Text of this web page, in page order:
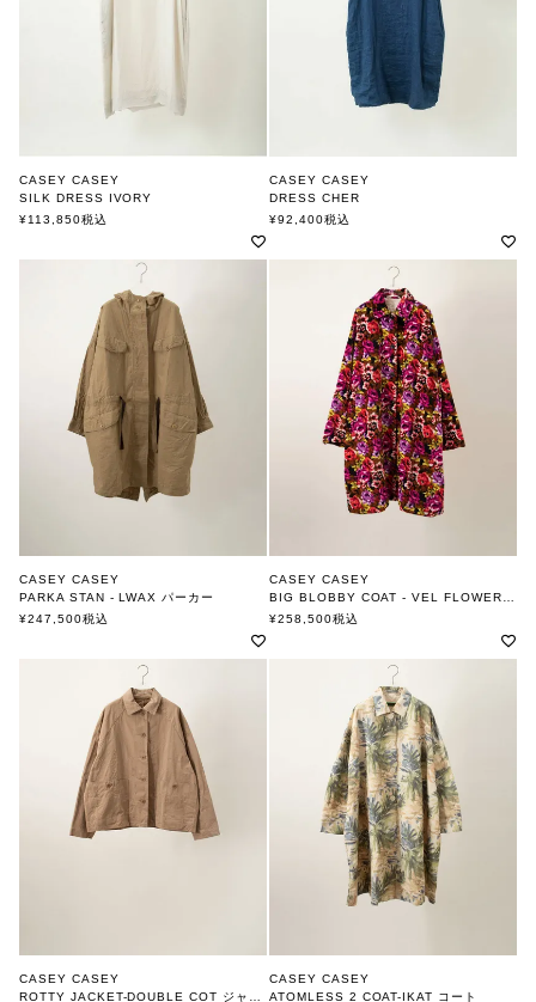
CASEY CASEY
SILK DRESS IVORY
ケーシーケーシー
¥113,850税込
CASEY CASEY
DRESS CHER
ケーシーケーシー
¥92,400税込
CASEY CASEY
PARKA STAN - LWAX パーカー
ケーシーケーシー
¥247,500税込
CASEY CASEY
BIG BLOBBY COAT - VEL FLOWER コート
ケーシーケーシー
¥258,500税込
CASEY CASEY
ROTTY JACKET-DOUBLE COT ジャケット
CASEY CASEY
ATOMLESS 2 COAT-IKAT コート